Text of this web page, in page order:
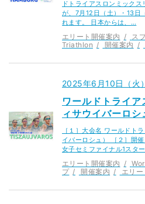
ドトライアスロンミック
が、7月12日（土）・13日
れます。 日本からは、…
エリート開催案内 ス
Triathlon
開催案内
2025年6月10日（火）
ワールドトライ
ィサウイバーロ
［１］大会名 ワールドト
イバーロシュ） ［２］開
女子セミファイナル1ス
エリート開催案内
プ
開催案内 エリー